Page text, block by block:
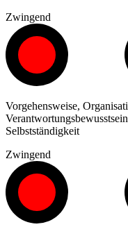
Zwingend
Vorgehensweise,
Selbstständigkeit
Zwingend